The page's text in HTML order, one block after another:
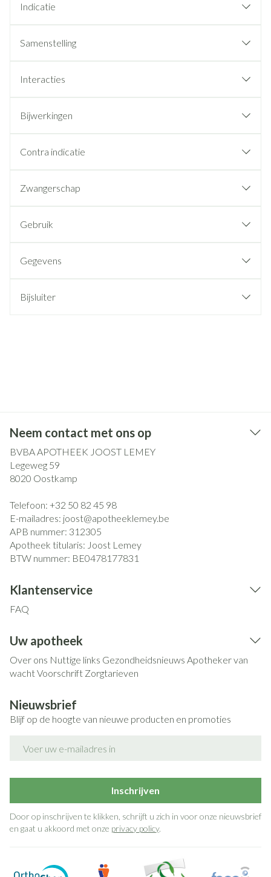
Indicatie
Samenstelling
Interacties
Bijwerkingen
Contra indicatie
Zwangerschap
Gebruik
Gegevens
Bijsluiter
Neem contact met ons op
BVBA APOTHEEK JOOST LEMEY
Legeweg 59
8020 Oostkamp
Telefoon: +32 50 82 45 98
E-mailadres: joost@apotheeklemey.be
APB nummer: 312305
Apotheek titularis: Joost Lemey
BTW nummer: BE0478177831
Klantenservice
FAQ
Uw apotheek
Over ons Nuttige links Gezondheidsnieuws Apotheker van
wachtVoorschrift Zorgtarieven
Nieuwsbrief
Blijf op de hoogte van nieuwe producten en promoties
Inschrijven
Door op inschrijven te klikken, schrijft u zich in voor onze nieuwsbrief
en gaat u akkoord met onze privacy policy.